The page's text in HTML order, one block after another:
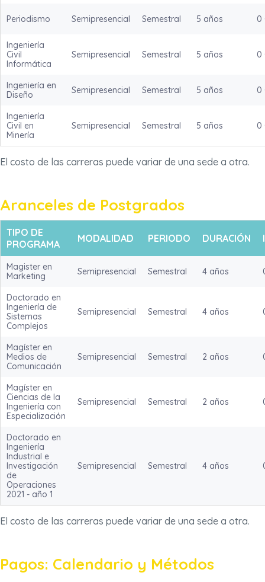
Periodismo Semipresencial Semestral 5 años 0
Ingeniería
Civil
Informática
Semipresencial Semestral 5 años 0
Ingeniería en
Diseño
Semipresencial Semestral 5 años 0
Ingeniería
Civil en
Minería
Semipresencial Semestral 5 años 0
El costo de las carreras puede variar de una sede a otra.
Aranceles de Postgrados
TIPO DE
PROGRAMA
MODALIDAD PERIODO DURACIÓN
Magister en
Marketing
Semipresencial Semestral 4 años
Doctorado en
Ingeniería de
Sistemas
Complejos
Semipresencial Semestral 4 años
Magíster en
Medios de
Comunicación
Semipresencial Semestral 2 años
Magíster en
Ciencias de la
Ingeniería con
Especialización
Semipresencial Semestral 2 años
Doctorado en
Ingeniería
Industrial e
Investigación
de
Operaciones
2021 - año 1
Semipresencial Semestral 4 años
El costo de las carreras puede variar de una sede a otra.
Pagos: Calendario y Métodos